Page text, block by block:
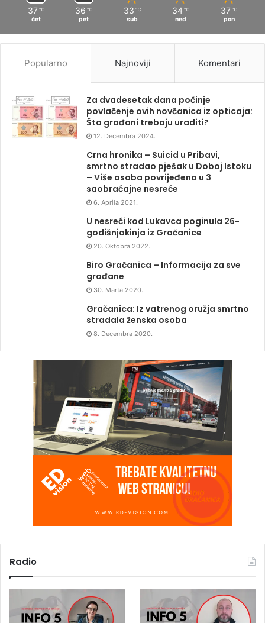
37 ℃
čet
36 ℃
pet
33 ℃
sub
34 ℃
ned
37 ℃
pon
Popularno Najnoviji Komentari
Za dvadesetak dana počinje
povlačenje ovih novčanica iz opticaja:
Šta građani trebaju uraditi?
12. Decembra 2024.
Crna hronika – Suicid u Pribavi,
smrtno stradao pješak u Doboj Istoku
– Više osoba povrijeđeno u 3
saobraćajne nesreće
6. Aprila 2021.
U nesreći kod Lukavca poginula 26-
godišnjakinja iz Gračanice
20. Oktobra 2022.
Biro Gračanica – Informacija za sve
građane
30. Marta 2020.
Gračanica: Iz vatrenog oružja smrtno
stradala ženska osoba
8. Decembra 2020.
Radio